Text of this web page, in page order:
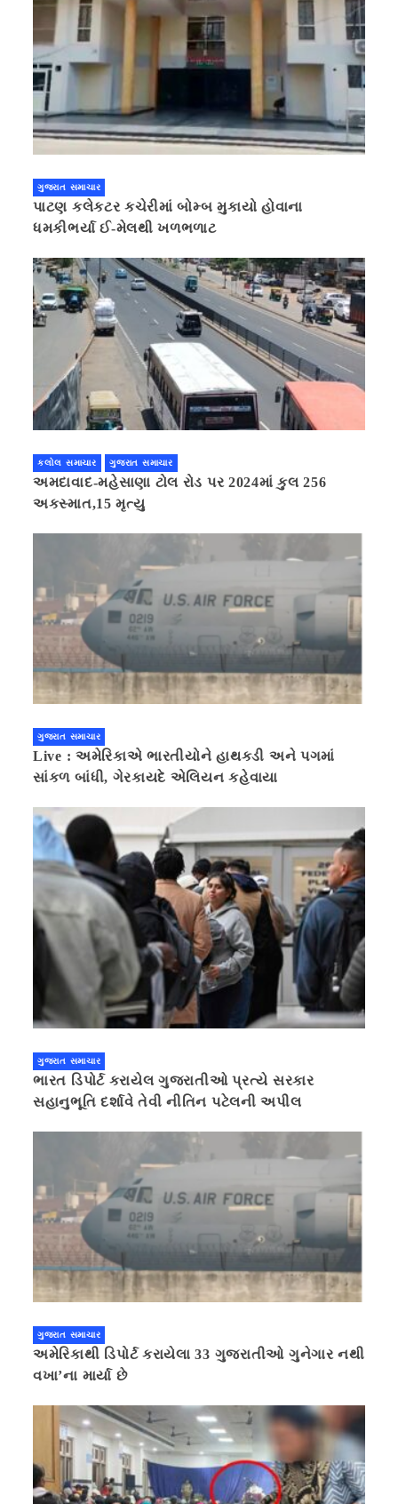
ગુજરાત સમાચાર
પાટણ કલેકટર કચેરીમાં બોમ્બ મુકાયો હોવાના
ધમકીભર્યા ઈ-મેલથી ખળભળાટ
કલોલ સમાચાર ગુજરાત સમાચાર
અમદાવાદ-મહેસાણા ટોલ રોડ પર 2024માં કુલ 256
અકસ્માત,15 મૃત્યુ
ગુજરાત સમાચાર
Live : અમેરિકાએ ભારતીયોને હાથકડી અને પગમાં
સાંકળ બાંધી, ગેરકાયદે એલિયન કહેવાયા
ગુજરાત સમાચાર
ભારત ડિપોર્ટ કરાયેલ ગુજરાતીઓ પ્રત્યે સરકાર
સહાનુભૂતિ દર્શાવે તેવી નીતિન પટેલની અપીલ
ગુજરાત સમાચાર
અમેરિકાથી ડિપોર્ટ કરાયેલા 33 ગુજરાતીઓ ગુનેગાર નથી
વખા’ના માર્યા છે